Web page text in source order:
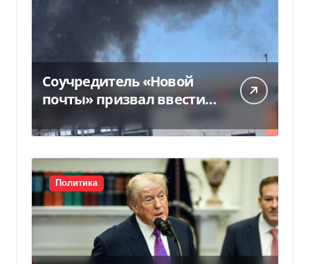
Соучредитель «Новой
почты» призвал ввести
налоговые каникулы
для…
Политика